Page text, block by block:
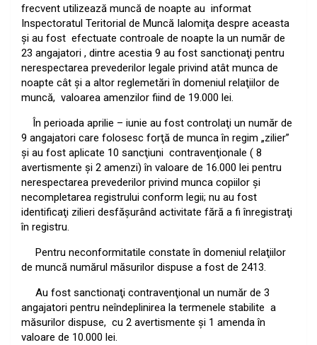
frecvent utilizează muncă de noapte au informat
Inspectoratul Teritorial de Muncă Ialomiţa despre aceasta
şi au fost efectuate controale de noapte la un număr de
23 angajatori , dintre acestia 9 au fost sanctionaţi pentru
nerespectarea prevederilor legale privind atât munca de
noapte cât şi a altor reglemetări în domeniul relaţiilor de
muncă, valoarea amenzilor fiind de 19.000 lei.
În perioada aprilie – iunie au fost controlaţi un număr de
9 angajatori care folosesc forţă de munca în regim „zilier”
şi au fost aplicate 10 sancţiuni contravenţionale ( 8
avertismente şi 2 amenzi) în valoare de 16.000 lei pentru
nerespectarea prevederilor privind munca copiilor şi
necompletarea registrului conform legii; nu au fost
identificaţi zilieri desfăşurând activitate fără a fi înregistraţi
în registru.
Pentru neconformitatile constate în domeniul relaţiilor
de muncă numărul măsurilor dispuse a fost de 2413.
Au fost sanctionaţi contravenţional un număr de 3
angajatori pentru neîndeplinirea la termenele stabilite a
măsurilor dispuse, cu 2 avertismente şi 1 amenda în
valoare de 10.000 lei.